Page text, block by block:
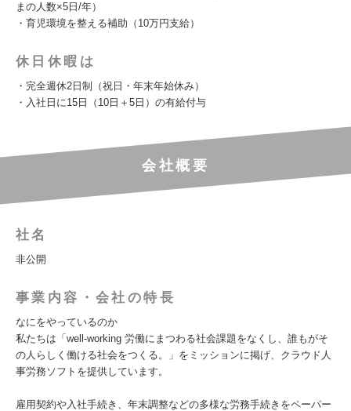
まの人数×5日/年）
・育児環境を整える補助（10万円支給）
休日休暇は
・完全週休2日制（祝日・年末年始休み）
・入社日に15日（10日＋5日）の有給付与
会社概要
社名
非公開
事業内容・会社の特長
なにをやっているのか
私たちは「well-working 労働にまつわる社会課題をなくし、誰もがそ
の人らしく働ける社会をつくる。」をミッションに掲げ、クラウド人
事労務ソフトを提供しています。
雇用契約や入社手続き、年末調整などの多様な労務手続きをペーパー